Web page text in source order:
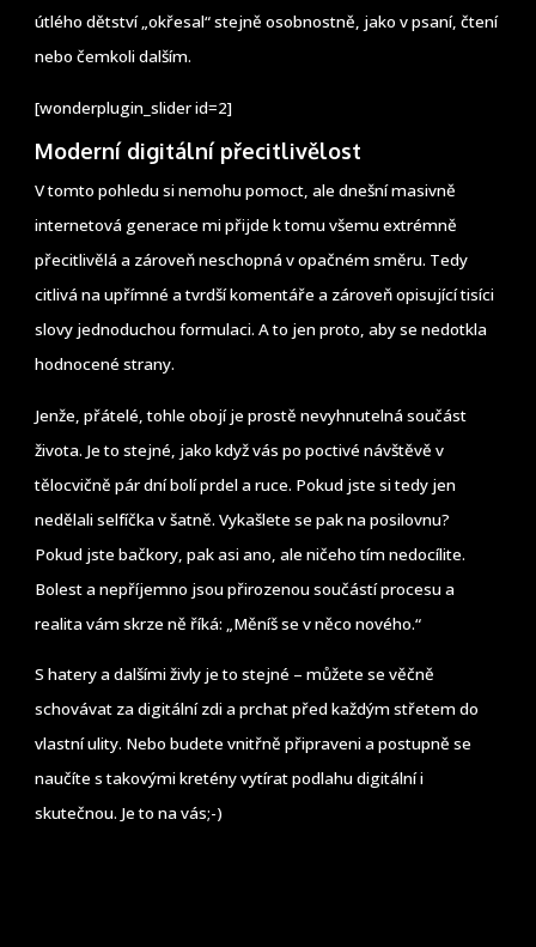
útlého dětství „okřesal“ stejně osobnostně, jako v psaní, čtení
nebo čemkoli dalším.
[wonderplugin_slider id=2]
Moderní digitální přecitlivělost
V tomto pohledu si nemohu pomoct, ale dnešní masivně
internetová generace mi přijde k tomu všemu extrémně
přecitlivělá a zároveň neschopná v opačném směru. Tedy
citlivá na upřímné a tvrdší komentáře a zároveň opisující tisíci
slovy jednoduchou formulaci. A to jen proto, aby se nedotkla
hodnocené strany.
Jenže, přátelé, tohle obojí je prostě nevyhnutelná součást
života. Je to stejné, jako když vás po poctivé návštěvě v
tělocvičně pár dní bolí prdel a ruce. Pokud jste si tedy jen
nedělali selfíčka v šatně. Vykašlete se pak na posilovnu?
Pokud jste bačkory, pak asi ano, ale ničeho tím nedocílite.
Bolest a nepříjemno jsou přirozenou součástí procesu a
realita vám skrze ně říká: „Měníš se v něco nového.“
S hatery a dalšími živly je to stejné – můžete se věčně
schovávat za digitální zdi a prchat před každým střetem do
vlastní ulity. Nebo budete vnitřně připraveni a postupně se
naučíte s takovými kretény vytírat podlahu digitální i
skutečnou. Je to na vás;-)